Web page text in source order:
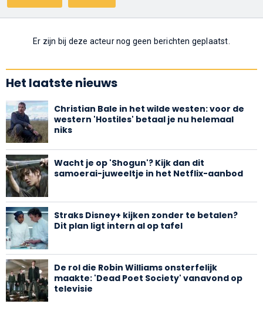
Er zijn bij deze acteur nog geen berichten geplaatst.
Het laatste nieuws
Christian Bale in het wilde westen: voor de
western 'Hostiles' betaal je nu helemaal
niks
Wacht je op 'Shogun'? Kijk dan dit
samoerai-juweeltje in het Netflix-aanbod
Straks Disney+ kijken zonder te betalen?
Dit plan ligt intern al op tafel
De rol die Robin Williams onsterfelijk
maakte: 'Dead Poet Society' vanavond op
televisie